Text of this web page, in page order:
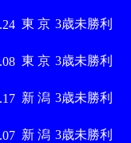
東 京 3歳未勝利
東 京 3歳未勝利
新 潟 3歳未勝利
新 潟 3歳未勝利